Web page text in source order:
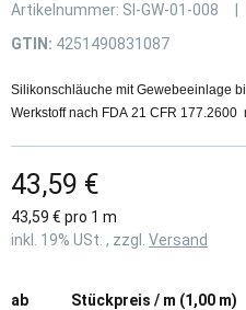
Artikelnummer: SI-GW-01-008
GTIN: 4251490831087
Silikonschläuche mit Gewebeeinlage
Werkstoff nach FDA 21 CFR 177.2600
43,59 €
43,59 € pro 1 m
inkl. 19% USt. , zzgl. Versand
ab
Stückpreis / m (1,00 m)